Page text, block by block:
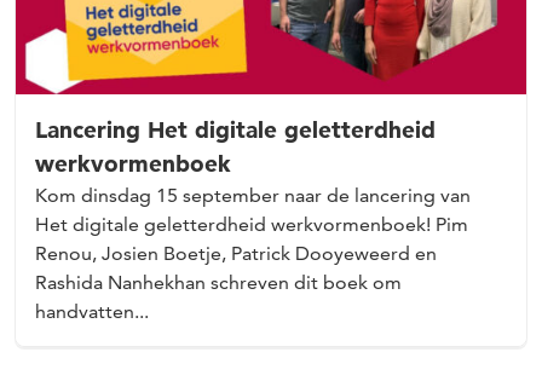
Lancering Het digitale geletterdheid
werkvormenboek
Kom dinsdag 15 september naar de lancering van
Het digitale geletterdheid werkvormenboek! Pim
Renou, Josien Boetje, Patrick Dooyeweerd en
Rashida Nanhekhan schreven dit boek om
handvatten...